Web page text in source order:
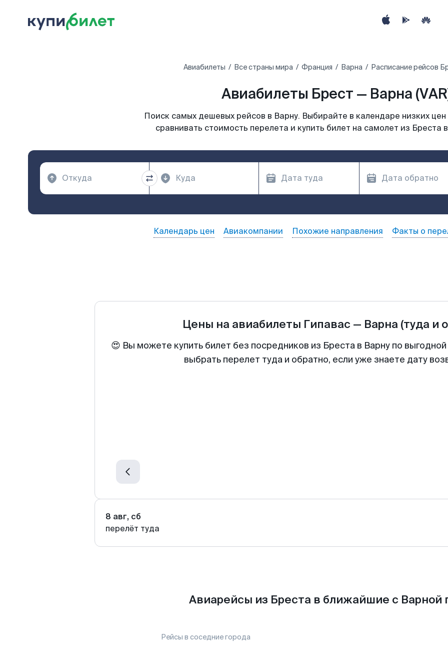
Авиабилеты Все страны мира Франция Варна Расписание рейсов
Авиабилеты Брест — Варна
Поиск самых дешевых рейсов в Варну. Выбирайте в календаре низких
сравнивать стоимость перелета и купить билет на самолет из Бреста
Календарь цен Авиакомпании Похожие направления Факты о
Цены на авиабилеты Гипавас — Варна (туда и
😍 Вы можете купить билет без посредников из Бреста в Варну по
выбрать перелет туда и обратно, если уже знаете дату
8 авг, сб
перелёт туда
Авиарейсы из Бреста в ближайшие с Варной
Рейсы в соседние города